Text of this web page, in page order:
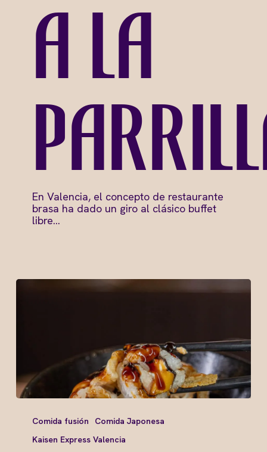
a la
En Valencia, el concepto de restaurante
brasa ha dado un giro al clásico buffet
libre…
Comida fusión
Comida Japonesa
Kaisen Express Valencia